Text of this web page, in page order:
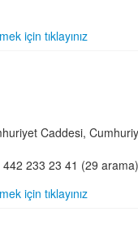
için tıklayınız
Caddesi,
233 23 41 (29 arama)
için tıklayınız